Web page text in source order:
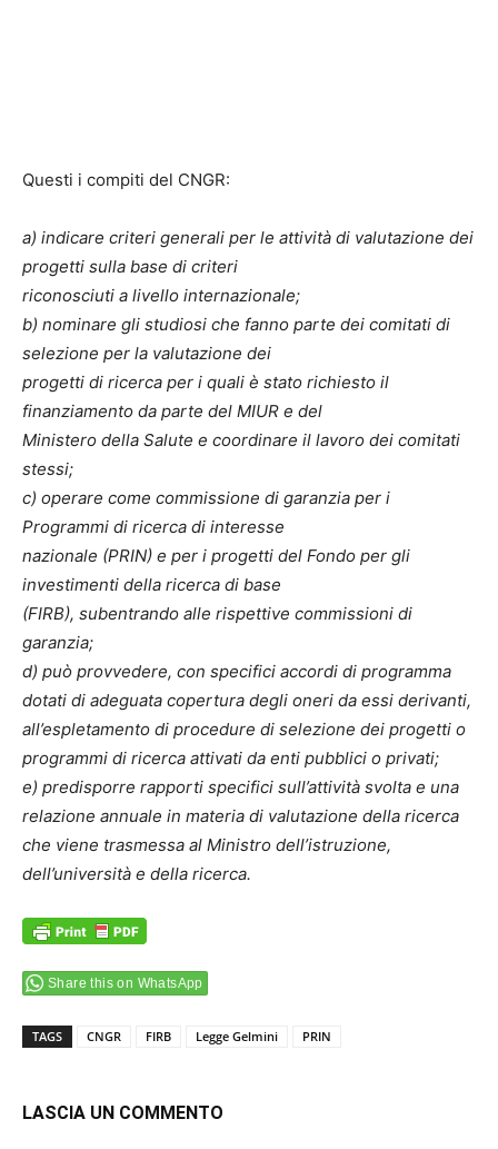
Questi i compiti del CNGR:
a) indicare criteri generali per le attività di valutazione dei
progetti sulla base di criteri
riconosciuti a livello internazionale;
b) nominare gli studiosi che fanno parte dei comitati di
selezione per la valutazione dei
progetti di ricerca per i quali è stato richiesto il
finanziamento da parte del MIUR e del
Ministero della Salute e coordinare il lavoro dei comitati
stessi;
c) operare come commissione di garanzia per i
Programmi di ricerca di interesse
nazionale (PRIN) e per i progetti del Fondo per gli
investimenti della ricerca di base
(FIRB), subentrando alle rispettive commissioni di
garanzia;
d) può provvedere, con specifici accordi di programma
dotati di adeguata copertura degli oneri da essi derivanti,
all’espletamento di procedure di selezione dei progetti o
programmi di ricerca attivati da enti pubblici o privati;
e) predisporre rapporti specifici sull’attività svolta e una
relazione annuale in materia di valutazione della ricerca
che viene trasmessa al Ministro dell’istruzione,
dell’università e della ricerca.
Share this on WhatsApp
TAGS CNGR FIRB Legge Gelmini PRIN
LASCIA UN COMMENTO